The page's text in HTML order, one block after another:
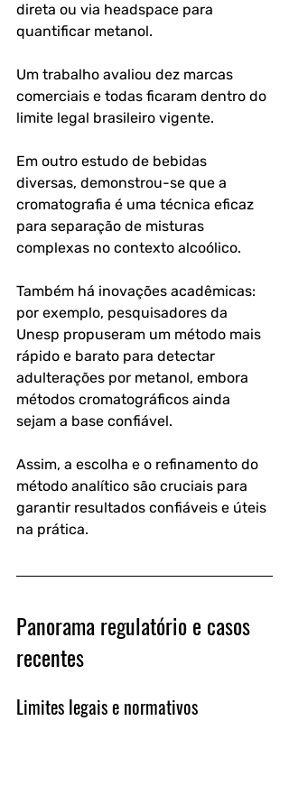
direta ou via headspace para
quantificar metanol.
Um trabalho avaliou dez marcas
comerciais e todas ficaram dentro do
limite legal brasileiro vigente.
Em outro estudo de bebidas
diversas, demonstrou-se que a
cromatografia é uma técnica eficaz
para separação de misturas
complexas no contexto alcoólico.
Também há inovações acadêmicas:
por exemplo, pesquisadores da
Unesp propuseram um método mais
rápido e barato para detectar
adulterações por metanol, embora
métodos cromatográficos ainda
sejam a base confiável.
Assim, a escolha e o refinamento do
método analítico são cruciais para
garantir resultados confiáveis e úteis
na prática.
Panorama regulatório e casos
recentes
Limites legais e normativos